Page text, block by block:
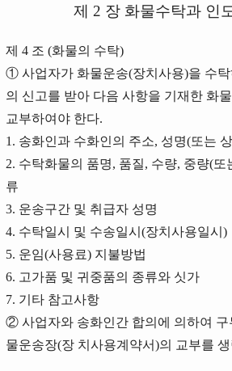
제 2 장 화물수탁과 인
제 4 조 (화물의 수탁)
① 사업자가 화물운송(장치사용)을 수
의 신고를 받아 다음 사항을 기재한 화
교부하여야 한다.
1. 송화인과 수화인의 주소, 성명(또는
2. 수탁화물의 품명, 품질, 수량, 중량(또
류
3. 운송구간 및 취급자 성명
4. 수탁일시 및 수송일시(장치사용일시)
5. 운임(사용료) 지불방법
6. 고가품 및 귀중품의 종류와 싯가
7. 기타 참고사항
② 사업자와 송화인간 합의에 의하여 구
물운송장(장 치사용계약서)의 교부를